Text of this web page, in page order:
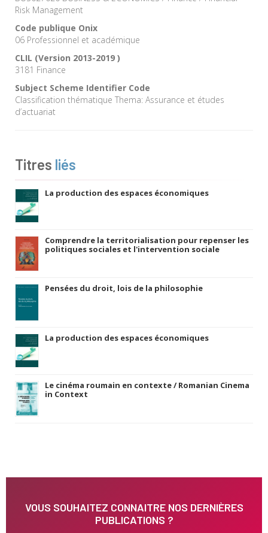
Risk Management
Code publique Onix
06 Professionnel et académique
CLIL (Version 2013-2019 )
3181 Finance
Subject Scheme Identifier Code
Classification thématique Thema: Assurance et études
d’actuariat
Titres liés
La production des espaces économiques
Comprendre la territorialisation pour repenser les
politiques sociales et l'intervention sociale
Pensées du droit, lois de la philosophie
La production des espaces économiques
Le cinéma roumain en contexte / Romanian Cinema
in Context
VOUS SOUHAITEZ CONNAITRE NOS DERNIÈRES
PUBLICATIONS ?